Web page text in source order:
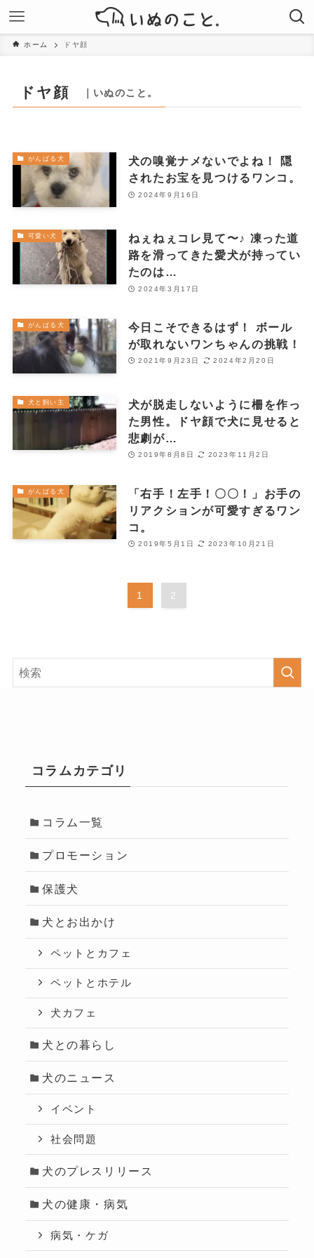
ホーム ドヤ顔
ドヤ顔 ｜いぬのこと。
がんばる犬
犬の嗅覚ナメないでよね！ 隠
されたお宝を見つけるワンコ。
2024年9月16日
可愛い犬
ねぇねぇコレ見て〜♪ 凍った道
路を滑ってきた愛犬が持ってい
たのは…
2024年3月17日
がんばる犬
今日こそできるはず！ ボール
が取れないワンちゃんの挑戦！
2021年9月23日 2024年2月20日
犬と飼い主
犬が脱走しないように柵を作っ
た男性。ドヤ顔で犬に見せると
悲劇が…
2019年8月8日 2023年11月2日
がんばる犬
「右手！左手！〇〇！」お手の
リアクションが可愛すぎるワン
コ。
2019年5月1日 2023年10月21日
1 2
コラムカテゴリ
コラム一覧
プロモーション
保護犬
犬とお出かけ
ペットとカフェ
ペットとホテル
犬カフェ
犬との暮らし
犬のニュース
イベント
社会問題
犬のプレスリリース
犬の健康・病気
病気・ケガ